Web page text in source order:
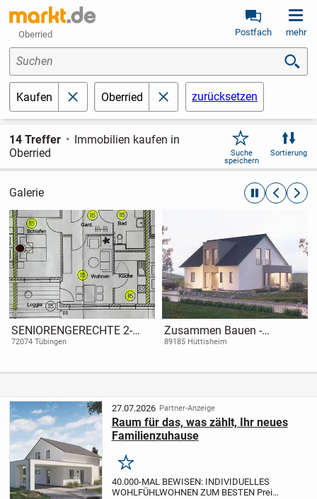
Oberried Postfach mehr
Suchen
Kaufen schließenOberried schließenzurücksetzen
14 Treffer
Immobilien kaufen in
Oberried
Suche
speichern
Sortierung
Galerie automatische
SENIORENGERECHTE 2-
ZIMMER-WOHNUNG,
/BETREUTES WOHNEN IN
72074 Tübingen
Zusammen Bauen -
zusammen Sparen!
89185 Hüttisheim
27.07.2026 Partner-Anzeige
Raum für das, was zählt, Ihr neues
Familienzuhause
Merken
40.000-MAL BEWISEN: INDIVIDUELLES
WOHLFÜHLWOHNEN ZUM BESTEN Preis